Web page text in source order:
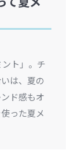
ト」。チ
は、夏の
ド感もオ
った夏メ